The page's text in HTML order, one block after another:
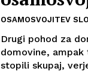
OSAMOSVOJITEV
Drugi pohod za
domovine, ampak
stopili skupaj,